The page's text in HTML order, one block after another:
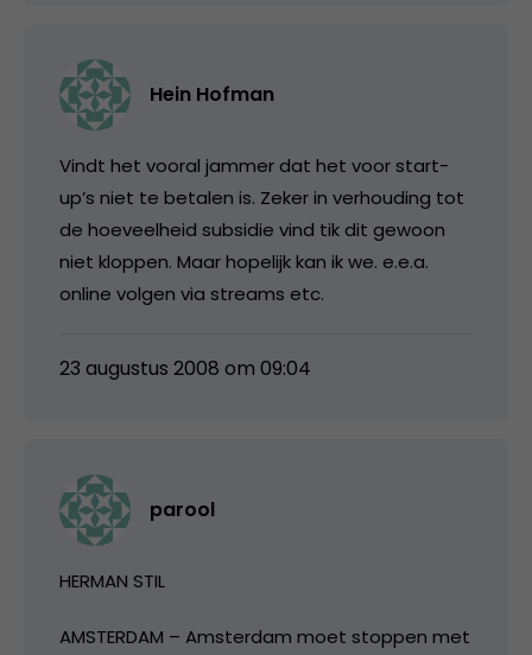
Hein Hofman
Vindt het vooral jammer dat het voor start-
up’s niet te betalen is. Zeker in verhouding tot
de hoeveelheid subsidie vind tik dit gewoon
niet kloppen. Maar hopelijk kan ik we. e.e.a.
online volgen via streams etc.
23 augustus 2008 om 09:04
parool
HERMAN STIL
AMSTERDAM – Amsterdam moet stoppen met